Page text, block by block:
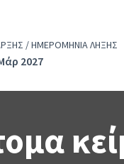
/ ΗΜΕΡΟΜΗΝΊΑ ΛΉΞΗΣ
2027